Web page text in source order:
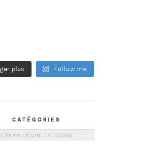
plus Follow me
CATÉGORIES